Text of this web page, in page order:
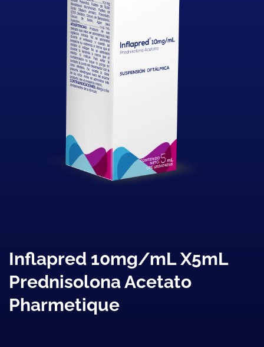
Inflapred 10mg/mL X5mL
Prednisolona Acetato
Pharmetique